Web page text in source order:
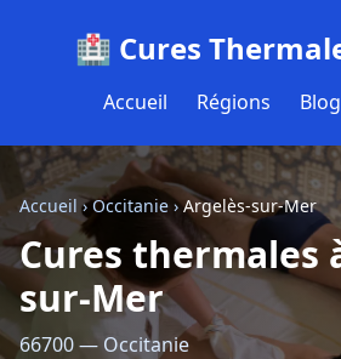
🏥 Cures
Accueil Régions Blog
Accueil ›Occitanie ›Argelès-sur-Mer
Cures thermales
sur-Mer
66700 — Occitanie